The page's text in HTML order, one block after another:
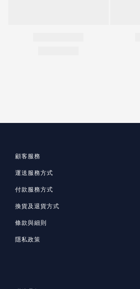
顧客服務
運送服務方式
付款服務方式
換貨及退貨方式
條款與細則
隱私政策